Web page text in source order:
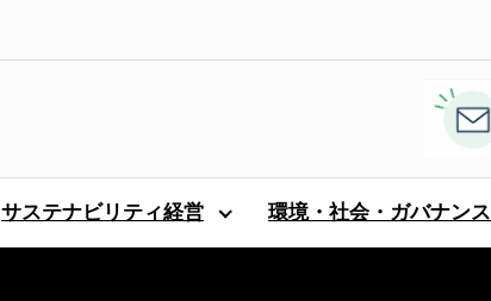
サステナビリティ経営 環境・社会・ガバナンス